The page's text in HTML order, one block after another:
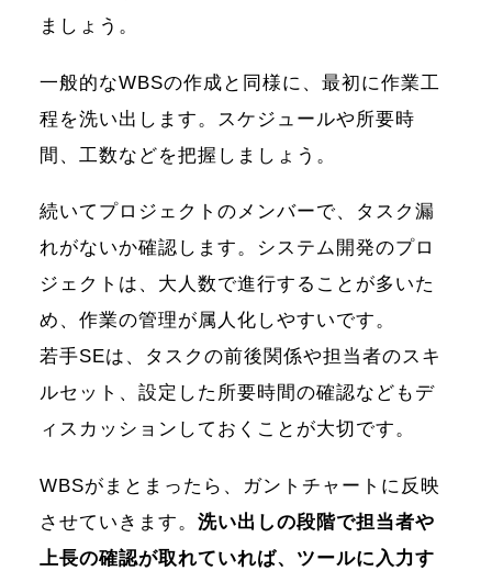
ましょう。
一般的なWBSの作成と同様に、最初に作業工
程を洗い出します。スケジュールや所要時
間、工数などを把握しましょう。
続いてプロジェクトのメンバーで、タスク漏
れがないか確認します。システム開発のプロ
ジェクトは、大人数で進行することが多いた
め、作業の管理が属人化しやすいです。
若手SEは、タスクの前後関係や担当者のスキ
ルセット、設定した所要時間の確認などもデ
ィスカッションしておくことが大切です。
WBSがまとまったら、ガントチャートに反映
させていきます。 洗い出しの段階で担当者や
上長の確認が取れていれば、ツールに入力す